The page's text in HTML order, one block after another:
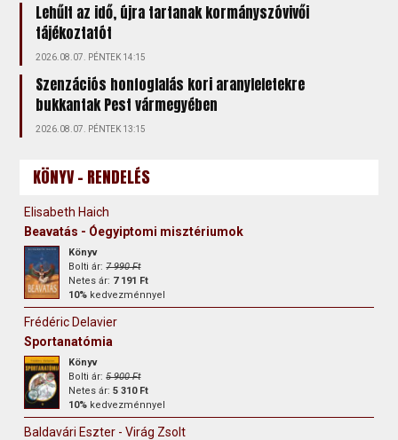
Lehűlt az idő, újra tartanak kormányszóvivői
tájékoztatót
2026.08.07. PÉNTEK 14:15
Szenzációs honfoglalás kori aranyleletekre
bukkantak Pest vármegyében
2026.08.07. PÉNTEK 13:15
KÖNYV - RENDELÉS
Elisabeth Haich
Beavatás - Óegyiptomi misztériumok
Könyv
Bolti ár:7 990 Ft
Netes ár: 7 191 Ft
10% kedvezménnyel
Frédéric Delavier
Sportanatómia
Könyv
Bolti ár:5 900 Ft
Netes ár:5 310 Ft
10% kedvezménnyel
Baldavári Eszter - Virág Zsolt